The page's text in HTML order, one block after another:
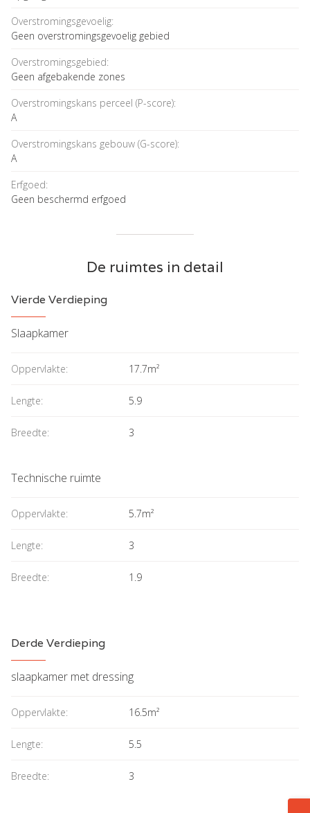
Overstromingsgevoelig:
Geen overstromingsgevoelig gebied
Overstromingsgebied:
Geen afgebakende zones
Overstromingskans perceel (P-score):
A
Overstromingskans gebouw (G-score):
A
Erfgoed:
Geen beschermd erfgoed
De ruimtes in detail
Vierde Verdieping
Slaapkamer
Oppervlakte: 17.7m²
Lengte: 5.9
Breedte: 3
Technische ruimte
Oppervlakte: 5.7m²
Lengte: 3
Breedte: 1.9
Derde Verdieping
slaapkamer met dressing
Oppervlakte: 16.5m²
Lengte: 5.5
Breedte: 3